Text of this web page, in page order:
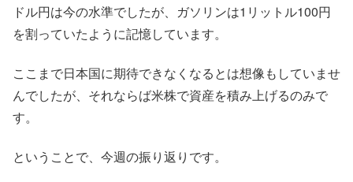
ドル円は今の水準でしたが、ガソリンは1リットル100円
を割っていたように記憶しています。
ここまで日本国に期待できなくなるとは想像もしていませ
んでしたが、それならば米株で資産を積み上げるのみで
す。
ということで、今週の振り返りです。